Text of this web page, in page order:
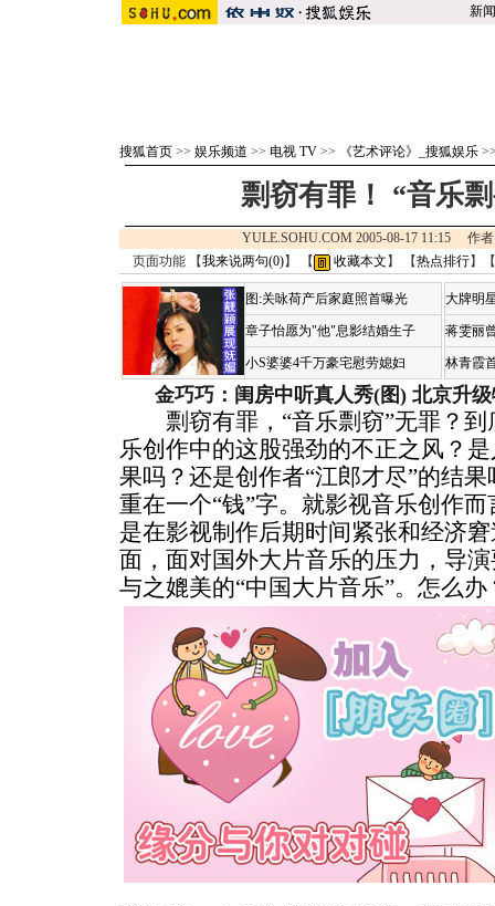
新闻
搜狐首页 >> 娱乐频道 >> 电视 TV >> 《艺术评论》_搜狐娱乐
剽窃有罪！ “音乐
YULE.SOHU.COM 2005-08-17 11:15
页面功能 【我来说两句(0)】 【 收藏本文 】 【热点排行】【
图:关咏荷产后家庭照首曝光
章子怡愿为"他"息影结婚生子
小S婆婆4千万豪宅慰劳媳妇
大牌明
蒋雯丽
林青霞
金巧巧：闺房中听真人秀(图) 北京升
剽窃有罪，“音乐剽窃”无罪？到
乐创作中的这股强劲的不正之风？
果吗？还是创作者“江郎才尽”的结
重在一个“钱”字。就影视音乐创作
是在影视制作后期时间紧张和经济
面，面对国外大片音乐的压力，导
与之媲美的“中国大片音乐”。 怎么办